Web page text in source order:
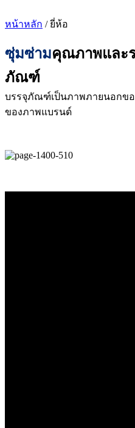
หน้าหลัก / ยี่ห้อ
ซุ่มซ่ามคุณภาพและร
ภัณฑ์
บรรจุภัณฑ์เป็นภาพภายนอกข
ของภาพแบรนด์